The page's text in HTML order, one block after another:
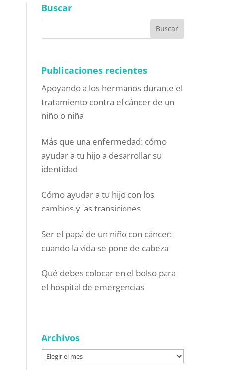
Buscar
Publicaciones recientes
Apoyando a los hermanos durante el
tratamiento contra el cáncer de un
niño o niña
Más que una enfermedad: cómo
ayudar a tu hijo a desarrollar su
identidad
Cómo ayudar a tu hijo con los
cambios y las transiciones
Ser el papá de un niño con cáncer:
cuando la vida se pone de cabeza
Qué debes colocar en el bolso para
el hospital de emergencias
Archivos
Archivos